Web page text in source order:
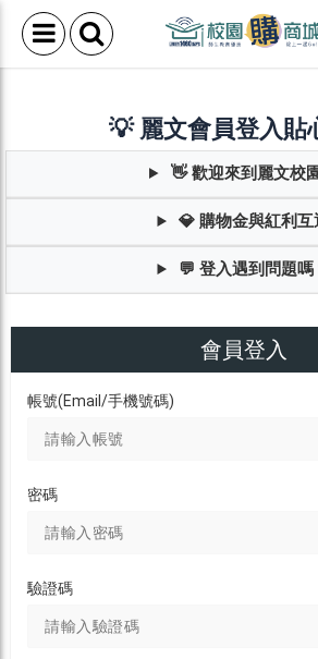
💡 麗文會員登入貼
👋 歡迎來到麗文校
💎 購物金與紅利互
💬 登入遇到問題嗎
會員登入
帳號(Email/手機號碼)
密碼
驗證碼